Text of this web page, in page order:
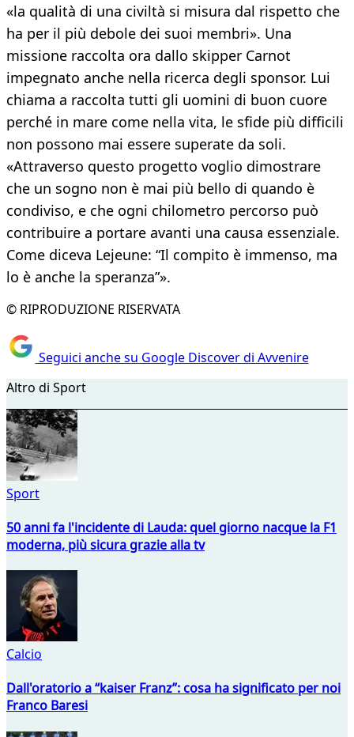
«la qualità di una civiltà si misura dal rispetto che
ha per il più debole dei suoi membri». Una
missione raccolta ora dallo skipper Carnot
impegnato anche nella ricerca degli sponsor. Lui
chiama a raccolta tutti gli uomini di buon cuore
perché in mare come nella vita, le sfide più difficili
non possono mai essere superate da soli.
«Attraverso questo progetto voglio dimostrare
che un sogno non è mai più bello di quando è
condiviso, e che ogni chilometro percorso può
contribuire a portare avanti una causa essenziale.
Come diceva Lejeune: “Il compito è immenso, ma
lo è anche la speranza”».
© RIPRODUZIONE RISERVATA
Seguici anche su Google Discover di Avvenire
Altro di Sport
Sport
50 anni fa l'incidente di Lauda: quel giorno nacque la F1
moderna, più sicura grazie alla tv
Calcio
Dall'oratorio a “kaiser Franz”: cosa ha significato per noi
Franco Baresi